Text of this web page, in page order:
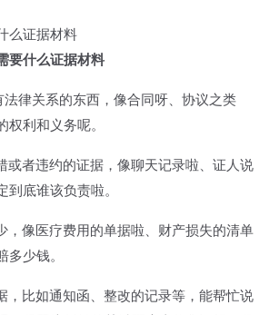
么证据材料
要什么证据材料
法律关系的东西，像合同呀、协议之类
权利和义务呢。
或者违约的证据，像聊天记录啦、证人说
到底谁该负责啦。
，像医疗费用的单据啦、财产损失的清单
多少钱。
，比如通知函、整改的记录等，能帮忙说